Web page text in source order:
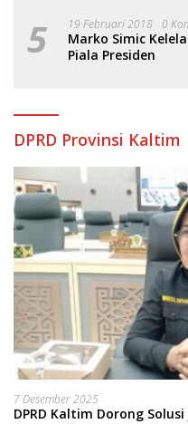
5 19 Februari 2018 0
Marko Simic
Piala Presiden
DPRD Provinsi Kaltim
7 Desember 2025
DPRD Kaltim Dorong